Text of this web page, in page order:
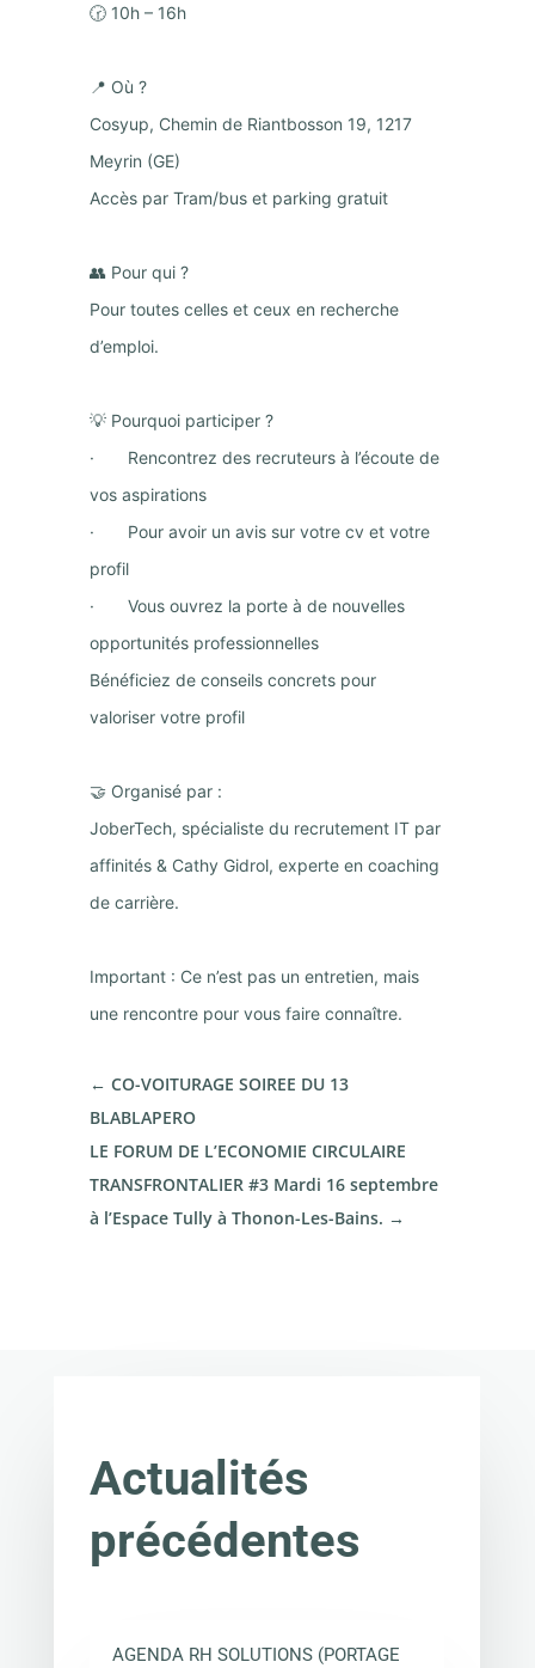
🕝 10h – 16h
📍 Où ?
Cosyup, Chemin de Riantbosson 19, 1217
Meyrin (GE)
Accès par Tram/bus et parking gratuit
👥 Pour qui ?
Pour toutes celles et ceux en recherche
d’emploi.
💡 Pourquoi participer ?
· Rencontrez des recruteurs à l’écoute de
vos aspirations
· Pour avoir un avis sur votre cv et votre
profil
· Vous ouvrez la porte à de nouvelles
opportunités professionnelles
Bénéficiez de conseils concrets pour
valoriser votre profil
🤝 Organisé par :
JoberTech, spécialiste du recrutement IT par
affinités & Cathy Gidrol, experte en coaching
de carrière.
Important : Ce n’est pas un entretien, mais
une rencontre pour vous faire connaître.
← CO-VOITURAGE SOIREE DU 13
BLABLAPERO
LE FORUM DE L’ECONOMIE CIRCULAIRE
TRANSFRONTALIER #3 Mardi 16 septembre
à l’Espace Tully à Thonon-Les-Bains. →
Actualités
précédentes
AGENDA RH SOLUTIONS (PORTAGE